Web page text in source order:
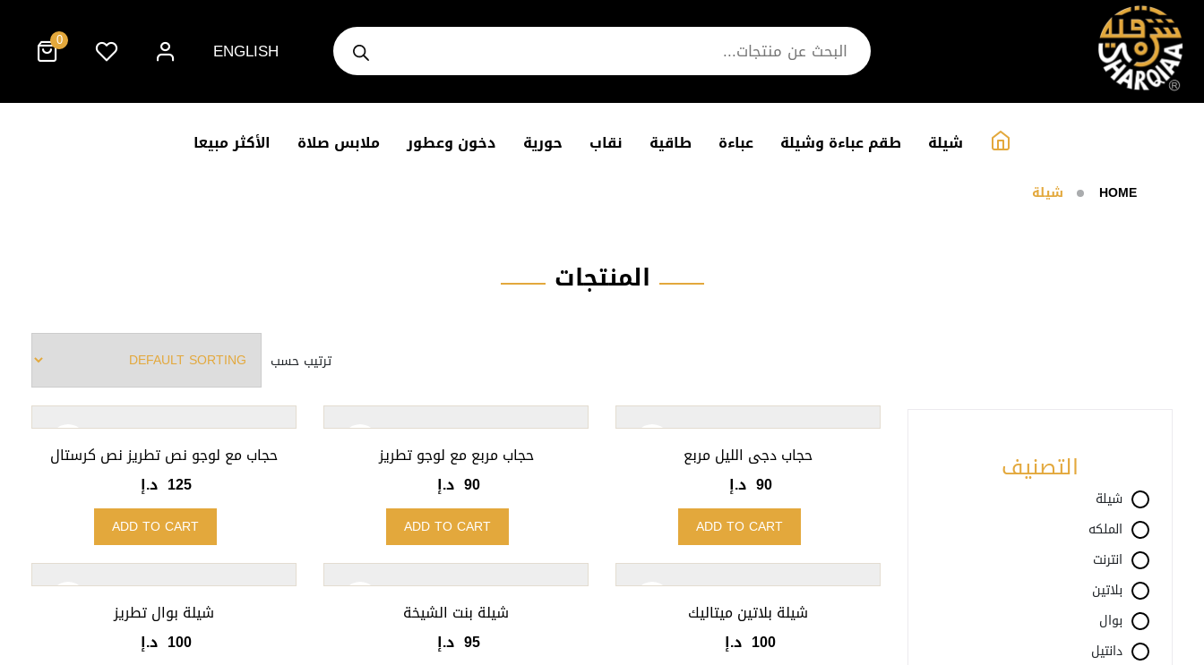
search
ENGLISH
0
شيلة طقم عباءة وشيلة عباءة طاقية نقاب حورية دخون وعطور ملابس صلاة الأكثر مبيعا
HOME شيلة
المنتجات
التصنيف
شيلة
الملكه
انترنت
بلاتين
بوال
دانتيل
ترتيب حسب
حجاب دجى الليل مربع
د.إ 90
ADD TO CART
حجاب مربع مع لوجو تطريز
د.إ 90
ADD TO CART
حجاب مع لوجو نص تطريز نص كرستال
د.إ 125
ADD TO CART
شيلة بلاتين ميتاليك
د.إ 100
شيلة بنت الشيخة
د.إ 95
شيلة بوال تطريز
د.إ 100